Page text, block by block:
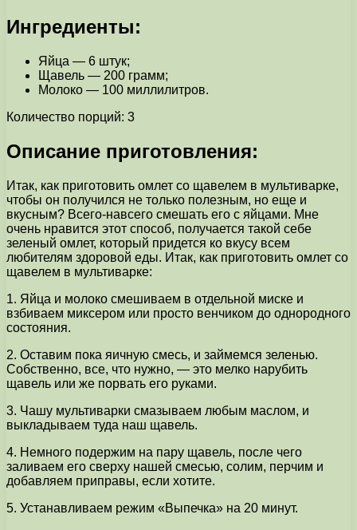
Ингредиенты:
Яйца — 6 штук;
Щавель — 200 грамм;
Молоко — 100 миллилитров.
Количество порций: 3
Описание приготовления:
Итак, как приготовить омлет со щавелем в мультиварке,
чтобы он получился не только полезным, но еще и
вкусным? Всего-навсего смешать его с яйцами. Мне
очень нравится этот способ, получается такой себе
зеленый омлет, который придется ко вкусу всем
любителям здоровой еды. Итак, как приготовить омлет со
щавелем в мультиварке:
1. Яйца и молоко смешиваем в отдельной миске и
взбиваем миксером или просто венчиком до однородного
состояния.
2. Оставим пока яичную смесь, и займемся зеленью.
Собственно, все, что нужно, — это мелко нарубить
щавель или же порвать его руками.
3. Чашу мультиварки смазываем любым маслом, и
выкладываем туда наш щавель.
4. Немного подержим на пару щавель, после чего
заливаем его сверху нашей смесью, солим, перчим и
добавляем приправы, если хотите.
5. Устанавливаем режим «Выпечка» на 20 минут.